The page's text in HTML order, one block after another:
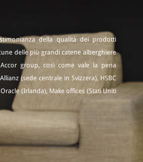
della qualità dei prodotti
delle più grandi catene alberghiere
group, così come vale la pena
(sede centrale in Svizzera), HSBC
(Irlanda), Make offices (Stati Uniti